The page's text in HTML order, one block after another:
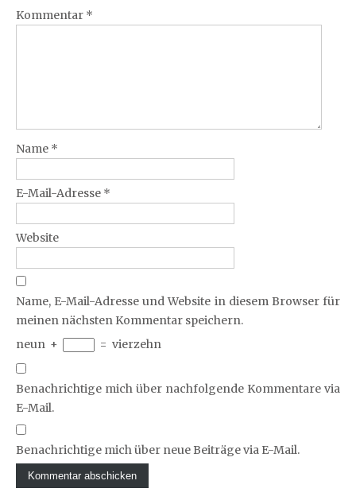
Kommentar *
Name *
E-Mail-Adresse *
Website
Name, E-Mail-Adresse und Website in diesem Browser für
meinen nächsten Kommentar speichern.
neun + = vierzehn
Benachrichtige mich über nachfolgende Kommentare via
E-Mail.
Benachrichtige mich über neue Beiträge via E-Mail.